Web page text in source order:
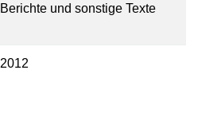
Berichte und sonstige Texte
2012